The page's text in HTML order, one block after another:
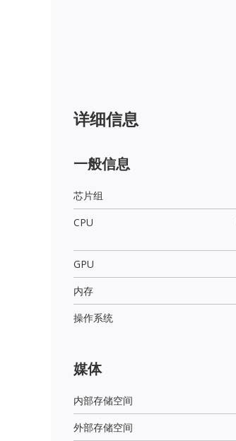
详细信息
一般信息
芯片组
CPU
GPU
内存
操作系统
媒体
内部存储空间
外部存储空间